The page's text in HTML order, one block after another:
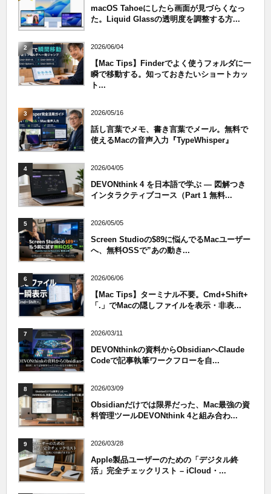
macOS Tahoeにしたら画面が見づらくなっ
た。Liquid Glassの透明度を調整する方...
2 2026/06/04
【Mac Tips】Finderでよく使うフォルダに一
瞬で移動する。知っておきたいショートカッ
ト...
3 2026/05/16
話し言葉でメモ、書き言葉でメール。無料で
使えるMacの音声入力『TypeWhisper』
4 2026/04/05
DEVONthink 4 を日本語で学ぶ — 図解つき
インタラクティブコース（Part 1 無料...
5 2026/05/05
Screen Studioの$89に悩んでるMacユーザー
へ、無料OSSで”あの動き...
6 2026/06/06
【Mac Tips】ターミナル不要。Cmd+Shift+
「.」でMacの隠しファイルを表示・非表...
7 2026/03/11
DEVONthinkの資料からObsidianへClaude
Codeで記事執筆ワークフローを自...
8 2026/03/09
Obsidianだけでは限界だった、Mac最強の資
料管理ツールDEVONthink 4と組み合わ...
9 2026/03/28
Apple製品ユーザーのための「デジタル終
活」完全チェックリスト – iCloud・...